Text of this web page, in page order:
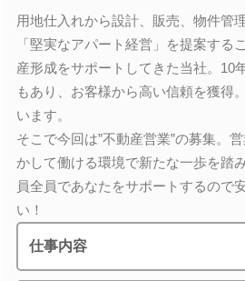
用地仕入れから設計、販売、物件管
「堅実なアパート経営」を提案する
産形成をサポートしてきた当社。10
もあり、お客様から高い信頼を獲得
います。
そこで今回は”不動産営業”の募集。
かして働ける環境で新たな一歩を踏
員全員であなたをサポートするので
い！
仕事内容